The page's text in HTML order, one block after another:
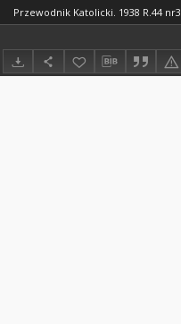
Przewodnik Katolicki. 1938 R.44 nr3